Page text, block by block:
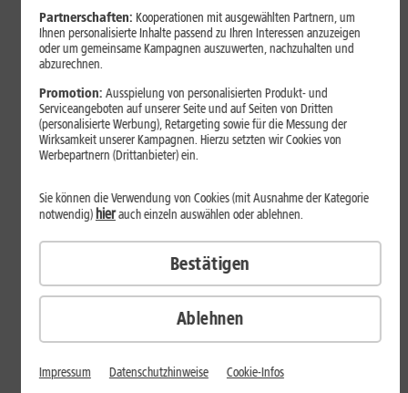
Fold8 setzt andere Schwerpunkte als sein Vorgänger. Wir
zeigen, was Samsung verändert hat, welche Neuerungen im
Alltag zählen und wo das Fold7 Vorteile behält.
Mehr erfahren
Tests & Vergleiche
Xiaomi 17 vs. Xiaomi 17 Ultra: Für
Partnerschaften: Kooperationen mit ausgewählten Partnern, um
Ihnen personalisierte Inhalte passend zu Ihren Interessen anzuzeigen
oder um gemeinsame Kampagnen auszuwerten, nachzuhalten und
abzurechnen.
Promotion: Ausspielung von personalisierten Produkt- und
Serviceangeboten auf unserer Seite und auf Seiten von Dritten
(personalisierte Werbung), Retargeting sowie für die Messung der
Wirksamkeit unserer Kampagnen. Hierzu setzten wir Cookies von
Werbepartnern (Drittanbieter) ein.
Ablehnen
Sie können die Verwendung von Cookies (mit Ausnahme der Kategorie
notwendig) hierauch einzeln auswählen oder ablehnen.
Bestätigen
Impressum Datenschutzhinweise Cookie-Infos